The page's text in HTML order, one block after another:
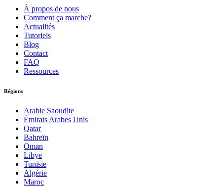
À propos de nous
Comment ça marche?
Actualités
Tutoriels
Blog
Contact
FAQ
Ressources
Régions
Arabie Saoudite
Émirats Arabes Unis
Qatar
Bahreïn
Oman
Libye
Tunisie
Algérie
Maroc